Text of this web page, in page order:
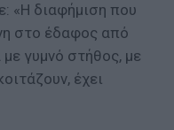
«Η διαφήμιση που
στο έδαφος από
γυμνό στήθος, με
έχει